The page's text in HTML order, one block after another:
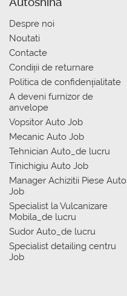
Despre noi
Noutati
Contacte
Condiții de returnare
Politica de confidențialitate
A deveni furnizor de
anvelope
Vopsitor Auto Job
Mecanic Auto Job
Tehnician Auto_de lucru
Tinichigiu Auto Job
Manager Achizitii Piese Auto
Job
Specialist la Vulcanizare
Mobila_de lucru
Sudor Auto_de lucru
Specialist detailing centru
Job